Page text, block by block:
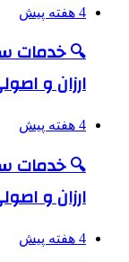
4 هفته پیش
ارزان و
4 هفته پیش
ارزان و
4 هفته پیش